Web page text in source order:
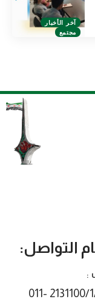
آخر الأخبار
مجتمع
التواصل:
:
2131100/1/